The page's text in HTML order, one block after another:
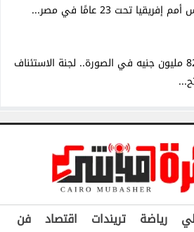
إفريقيا تحت 23 عامًا في مصر...
82.5 مليون جنيه في الصورة.. لجنة الاستئناف
رياضة تريندات اقتصاد فن